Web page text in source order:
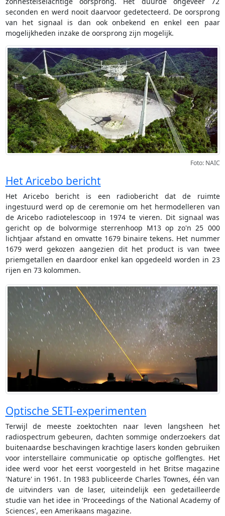
seconden en werd nooit daarvoor gedetecteerd. De oorsprong
van het signaal is dan ook onbekend en enkel een paar
mogelijkheden inzake de oorsprong zijn mogelijk.
Foto: NAIC
Het Aricebo bericht
Het Aricebo bericht is een radiobericht dat de ruimte
ingestuurd werd op de ceremonie om het hermodelleren van
de Aricebo radiotelescoop in 1974 te vieren. Dit signaal was
gericht op de bolvormige sterrenhoop M13 op zo'n 25 000
lichtjaar afstand en omvatte 1679 binaire tekens. Het nummer
1679 werd gekozen aangezien dit het product is van twee
priemgetallen en daardoor enkel kan opgedeeld worden in 23
rijen en 73 kolommen.
Optische SETI-experimenten
Terwijl de meeste zoektochten naar leven langsheen het
radiospectrum gebeuren, dachten sommige onderzoekers dat
buitenaardse beschavingen krachtige lasers konden gebruiken
voor interstellaire communicatie op optische golflengtes. Het
idee werd voor het eerst voorgesteld in het Britse magazine
'Nature' in 1961. In 1983 publiceerde Charles Townes, één van
de uitvinders van de laser, uiteindelijk een gedetailleerde
studie van het idee in 'Proceedings of the National Academy of
Sciences', een Amerikaans magazine.